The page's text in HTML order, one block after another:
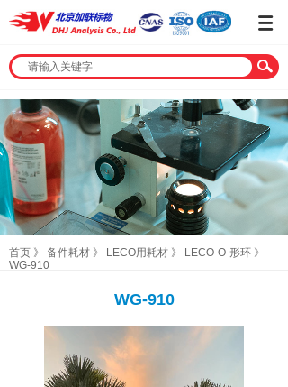
首页 》 备件耗材 》 LECO用耗材 》 LECO-O-形环 》
WG-910
WG-910